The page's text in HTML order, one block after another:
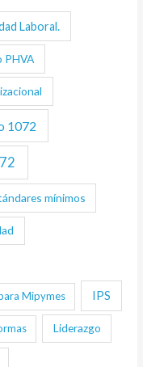
Laboral.
PHVA
1072
mínimos
Mipymes IPS
Liderazgo